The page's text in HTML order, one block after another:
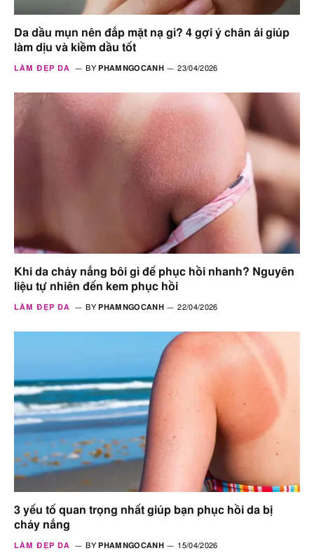
Da dầu mụn nên đắp mặt nạ gì? 4 gợi ý chân ái giúp
làm dịu và kiềm dầu tốt
LÀM ĐẸP DA BY PHAMNGOCANH 23/04/2026
Khi da cháy nắng bôi gì để phục hồi nhanh? Nguyên
liệu tự nhiên đến kem phục hồi
LÀM ĐẸP DA BY PHAMNGOCANH 22/04/2026
3 yếu tố quan trọng nhất giúp bạn phục hồi da bị
cháy nắng
LÀM ĐẸP DA BY PHAMNGOCANH 15/04/2026